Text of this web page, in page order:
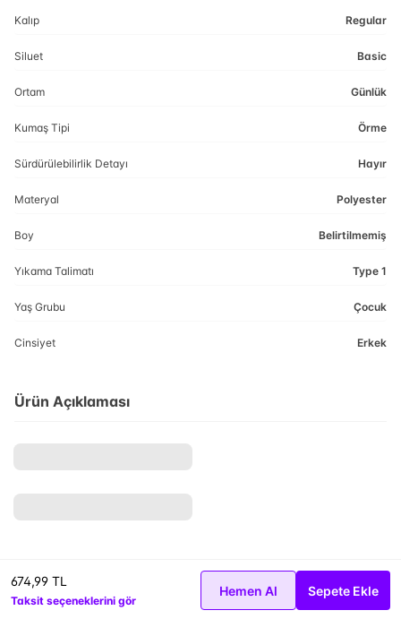
674,99 TL
Taksit seçeneklerini gör
Hemen Al Sepete Ekle
Kalıp Regular
Siluet Basic
Ortam Günlük
Kumaş Tipi Örme
Sürdürülebilirlik Detayı Hayır
Materyal Polyester
Boy Belirtilmemiş
Yıkama Talimatı Type 1
Yaş Grubu Çocuk
Cinsiyet Erkek
Ürün Açıklaması